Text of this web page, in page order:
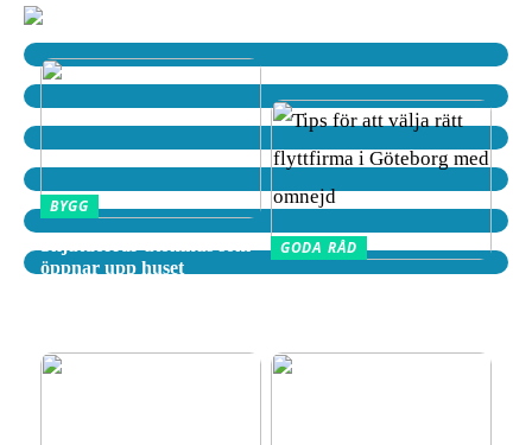
BYGG
öppnar upp huset
GODA RÅD